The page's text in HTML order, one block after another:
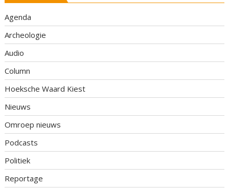
Agenda
Archeologie
Audio
Column
Hoeksche Waard Kiest
Nieuws
Omroep nieuws
Podcasts
Politiek
Reportage